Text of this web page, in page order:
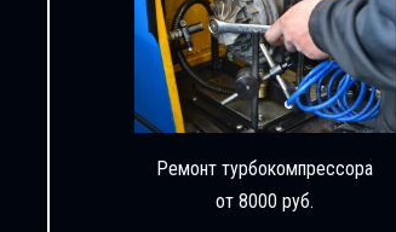
Ремонт турбокомпрессора
от 8000 руб.